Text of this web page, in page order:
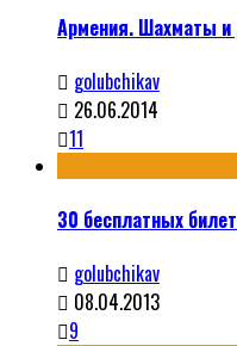
Армения. Шахматы и
golubchikav
26.06.2014
11
30 бесплатных
golubchikav
08.04.2013
9